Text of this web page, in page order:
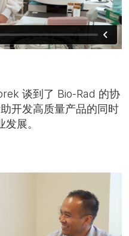
谈到了 Bio-Rad 的协
开发高质量产品的同时
展。